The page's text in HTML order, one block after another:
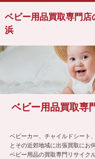
ベビー用品買取専門
浜
ベビー用品買取専
ベビーカー、チャイルドシート
とその近郊地域に出張買取にお
ベビー用品の買取専門リサイク